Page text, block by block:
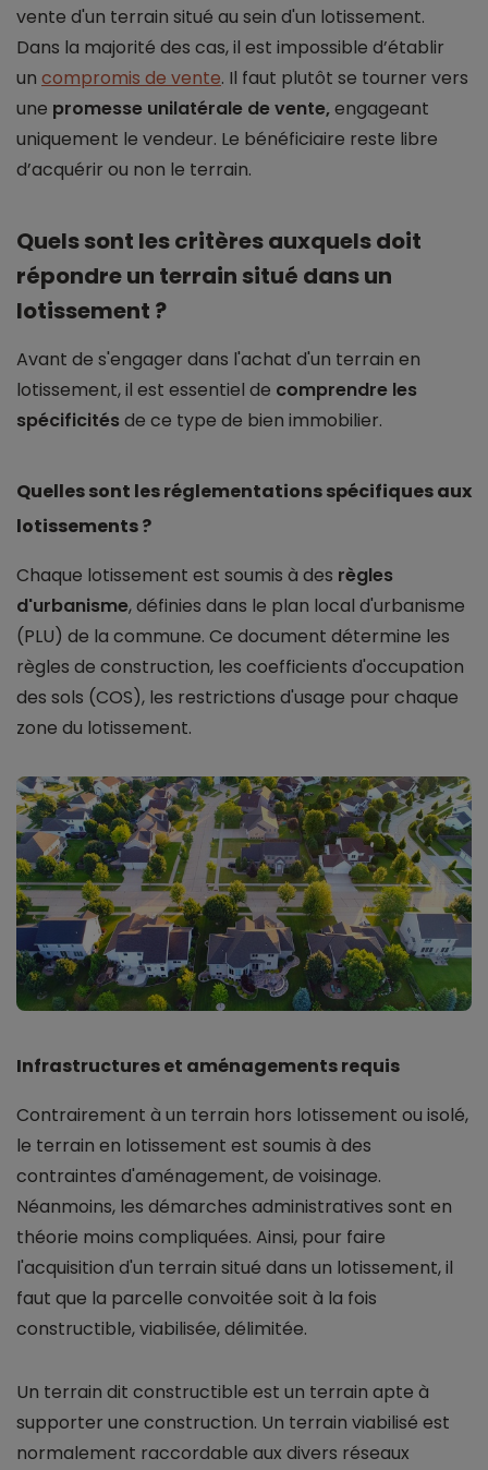
vente d'un terrain situé au sein d'un lotissement.
Dans la majorité des cas, il est impossible d’établir
un compromis de vente. Il faut plutôt se tourner vers
une promesse unilatérale de vente,engageant
uniquement le vendeur. Le bénéficiaire reste libre
d’acquérir ou non le terrain.
Quels sont les critères auxquels doit
répondre un terrain situé dans un
lotissement ?
Avant de s'engager dans l'achat d'un terrain en
lotissement, il est essentiel de comprendre les
spécificitésde ce type de bien immobilier.
Quelles sont les réglementations spécifiques aux
lotissements ?
Chaque lotissement est soumis à des règles
d'urbanisme, définies dans le plan local d'urbanisme
(PLU) de la commune. Ce document détermine les
règles de construction, les coefficients d'occupation
des sols (COS), les restrictions d'usage pour chaque
zone du lotissement.
Infrastructures et aménagements requis
Contrairement à un terrain hors lotissement ou isolé,
le terrain en lotissement est soumis à des
contraintes d'aménagement, de voisinage.
Néanmoins, les démarches administratives sont en
théorie moins compliquées. Ainsi, pour faire
l'acquisition d'un terrain situé dans un lotissement, il
faut que la parcelle convoitée soit à la fois
constructible, viabilisée, délimitée.
Un terrain dit constructible est un terrain apte à
supporter une construction. Un terrain viabilisé est
normalement raccordable aux divers réseaux